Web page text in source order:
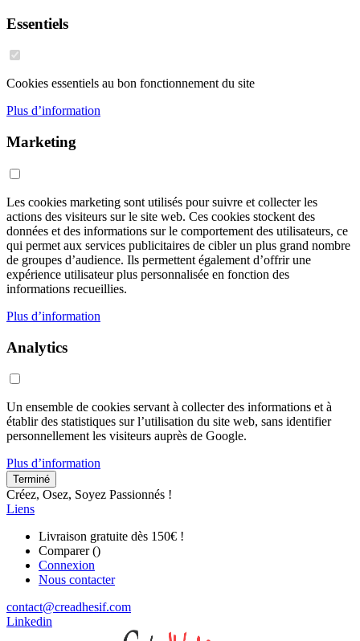
Essentiels
Cookies essentiels au bon fonctionnement du site
Plus d’information
Marketing
Les cookies marketing sont utilisés pour suivre et collecter les
actions des visiteurs sur le site web. Ces cookies stockent des
données et des informations sur le comportement des utilisateurs, ce
qui permet aux services publicitaires de cibler un plus grand nombre
de groupes d’audience. Ils permettent également d’offrir une
expérience utilisateur plus personnalisée en fonction des
informations recueillies.
Plus d’information
Analytics
Un ensemble de cookies servant à collecter des informations et à
établir des statistiques sur l’utilisation du site web, sans identifier
personnellement les visiteurs auprès de Google.
Plus d’information
Terminé
Créez, Osez, Soyez Passionnés !
Liens
Livraison gratuite dès 150€ !
Comparer ()
Connexion
Nous contacter
contact@creadhesif.com
Linkedin